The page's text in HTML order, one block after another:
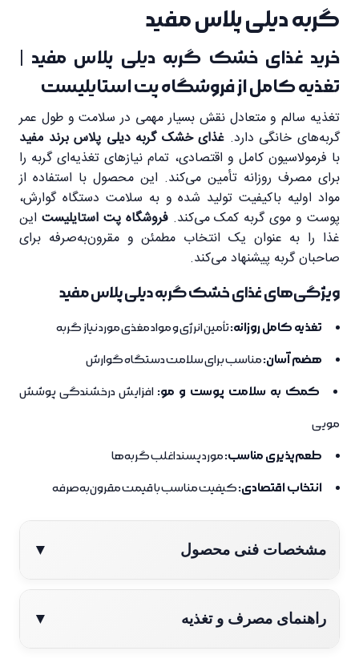
گربه دیلی پلاس مفید
خرید غذای خشک گربه دیلی پلاس مفید |
تغذیه کامل از فروشگاه پت استایلیست
تغذیه سالم و متعادل نقش بسیار مهمی در سلامت و طول عمر
گربه‌های خانگی دارد. غذای خشک گربه دیلی پلاس برند مفید
با فرمولاسیون کامل و اقتصادی، تمام نیازهای تغذیه‌ای گربه را
برای مصرف روزانه تأمین می‌کند. این محصول با استفاده از
مواد اولیه باکیفیت تولید شده و به سلامت دستگاه گوارش،
پوست و موی گربه کمک می‌کند.فروشگاه پت استایلیست این
غذا را به عنوان یک انتخاب مطمئن و مقرون‌به‌صرفه برای
صاحبان گربه پیشنهاد می‌کند.
ویژگی‌های غذای خشک گربه دیلی پلاس مفید
تغذیه کامل روزانه:تأمین انرژی و مواد مغذی مورد نیاز گربه
هضم آسان:مناسب برای سلامت دستگاه گوارش
کمک به سلامت پوست و مو: افزایش درخشندگی پوشش
مویی
طعم‌پذیری مناسب:مورد پسند اغلب گربه‌ها
انتخاب اقتصادی:کیفیت مناسب با قیمت مقرون‌به‌صرفه
مشخصات فنی محصول ▼
ویژگی
راهنمای مصرف و تغذیه ▼